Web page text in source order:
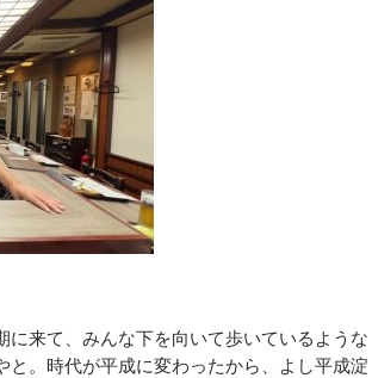
来て、みんな下を向いて歩いているような
。時代が平成に変わったから、よし平成淀